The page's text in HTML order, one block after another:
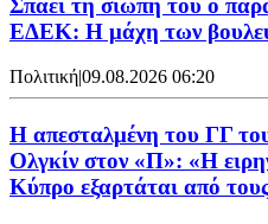
ΕΔΕΚ: Η μάχη των
Πολιτική|09.08.2026 06:20
Η απεσταλμένη του ΓΓ
Ολγκίν στον «Π»: «Η
Κύπρο εξαρτάται από